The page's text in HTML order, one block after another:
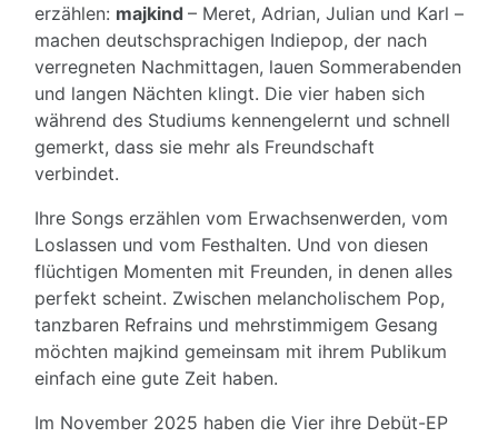
erzählen: majkind – Meret, Adrian, Julian und Karl –
machen deutschsprachigen Indiepop, der nach
verregneten Nachmittagen, lauen Sommerabenden
und langen Nächten klingt. Die vier haben sich
während des Studiums kennengelernt und schnell
gemerkt, dass sie mehr als Freundschaft
verbindet.
Ihre Songs erzählen vom Erwachsenwerden, vom
Loslassen und vom Festhalten. Und von diesen
flüchtigen Momenten mit Freunden, in denen alles
perfekt scheint. Zwischen melancholischem Pop,
tanzbaren Refrains und mehrstimmigem Gesang
möchten majkind gemeinsam mit ihrem Publikum
einfach eine gute Zeit haben.
Im November 2025 haben die Vier ihre Debüt-EP